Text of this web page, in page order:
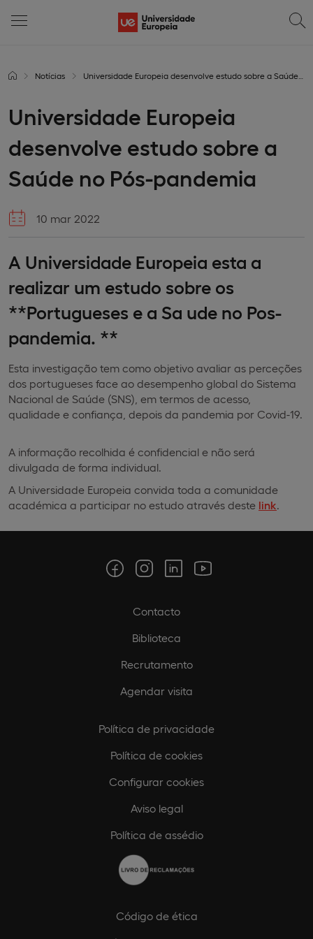
Notícias Universidade Europeia desenvolve estudo sobre a Saúde no Pós-pandemia
Universidade Europeia
desenvolve estudo sobre a
Saúde no Pós-pandemia
10 mar 2022
A Universidade Europeia esta a
realizar um estudo sobre os
**Portugueses e a Sa ude no Pos-
pandemia. **
Esta investigação tem como objetivo avaliar as perceções
dos portugueses face ao desempenho global do Sistema
Nacional de Saúde (SNS), em termos de acesso,
qualidade e confiança, depois da pandemia por Covid-19.
A informação recolhida é confidencial e não será
divulgada de forma individual.
A Universidade Europeia convida toda a comunidade
académica a participar no estudo através deste link.
Contacto
Biblioteca
Recrutamento
Agendar visita
Política de privacidade
Política de cookies
Configurar cookies
Aviso legal
Política de assédio
Código de ética